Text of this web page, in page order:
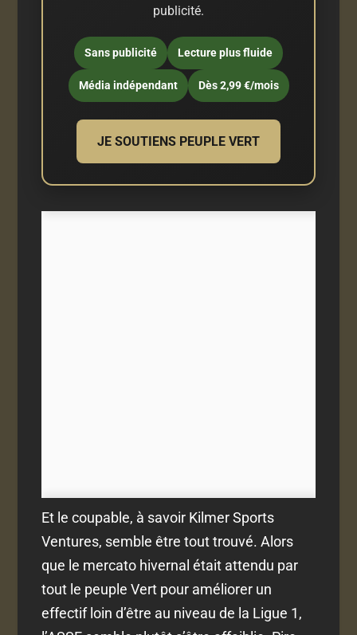
publicité.
Sans publicité Lecture plus fluide
Média indépendant Dès 2,99 €/mois
JE SOUTIENS PEUPLE VERT
Et le coupable, à savoir Kilmer Sports
Ventures, semble être tout trouvé. Alors
que le mercato hivernal était attendu par
tout le peuple Vert pour améliorer un
effectif loin d’être au niveau de la Ligue 1,